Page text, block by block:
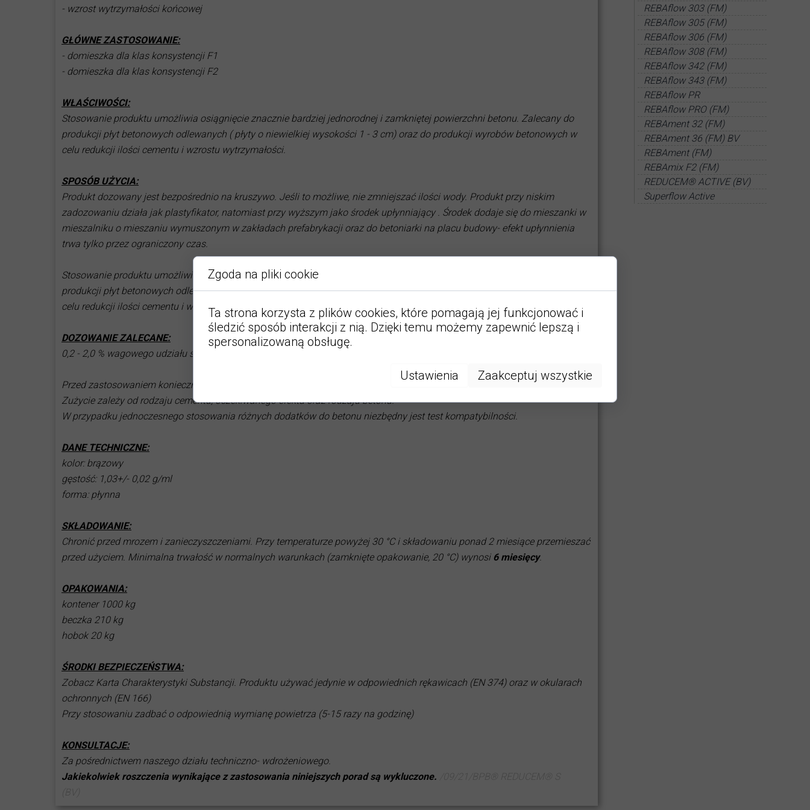
środki czyszczące
środki ochrony powierzchni
═════════════════════════════════════
══════════════════════════════════════════════════════════════════
- wzrost wytrzymałości końcowej
GŁÓWNE ZASTOSOWANIE:
- domieszka dla klas konsystencji F1
- domieszka dla klas konsystencji F2
WŁAŚCIWOŚCI:
Stosowanie produktu umożliwia osiągnięcie znacznie bardziej jednorodnej i zamkniętej powierzchni betonu. Zalecany do
produkcji płyt betonowych odlewanych ( płyty o niewielkiej wysokości 1 - 3 cm) oraz do produkcji wyrobów betonowych w
celu redukcji ilości cementu i wzrostu wytrzymałości.
SPOSÓB UŻYCIA:
Produkt dozowany jest bezpośrednio na kruszywo. Jeśli to możliwe, nie zmniejszać ilości wody. Produkt przy niskim
zadozowaniu działa jak plastyfikator, natomiast przy wyższym jako środek upłynniający . Środek dodaje się do mieszanki w
mieszalniku o mieszaniu wymuszonym w zakładach prefabrykacji oraz do betoniarki na placu budowy- efekt upłynnienia
trwa tylko przez ograniczony czas.
Stosowanie produktu umożliwia osiągnięcie znacznie bardziej jednorodnej i zamkniętej powierzchni betonu. Zalecany do
produkcji płyt betonowych odlewanych ( płyty o niewielkiej wysokości 1 - 3 cm) oraz do produkcji wyrobów betonowych w
celu redukcji ilości cementu i wzrostu wytrzymałości.
DOZOWANIE ZALECANE:
0,2 - 2,0 % wagowego udziału spoiwa
Przed zastosowaniem konieczne jest przeprowadzenie prób zgodnie z DIN 1045-2 oraz PN EN 206-1.
Zużycie zależy od rodzaju cementu, oczekiwanego efektu oraz rodzaju betonu.
W przypadku jednoczesnego stosowania różnych dodatków do betonu niezbędny jest test kompatybilności.
DANE TECHNICZNE:
kolor: brązowy
gęstość: 1,03+/- 0,02 g/ml
forma: płynna
SKŁADOWANIE:
Chronić przed mrozem i zanieczyszczeniami. Przy temperaturze powyżej 30 °C i składowaniu ponad 2 miesiące przemieszać
przed użyciem. Minimalna trwałość w normalnych warunkach (zamknięte opakowanie, 20 °C) wynosi 6 miesięcy.
OPAKOWANIA:
kontener 1000 kg
beczka 210 kg
hobok 20 kg
ŚRODKI BEZPIECZEŃSTWA:
Zobacz Karta Charakterystyki Substancji. Produktu używać jedynie w odpowiednich rękawicach (EN 374) oraz w okularach
ochronnych (EN 166)
Przy stosowaniu zadbać o odpowiednią wymianę powietrza (5-15 razy na godzinę)
KONSULTACJE:
Za pośrednictwem naszego działu techniczno- wdrożeniowego.
Jakiekolwiek roszczenia wynikające z zastosowania niniejszych porad są wykluczone.
REBAflow 303 (FM)
REBAflow 305 (FM)
REBAflow 306 (FM)
REBAflow 308 (FM)
REBAflow 342 (FM)
REBAflow 343 (FM)
REBAflow PR
REBAflow PRO (FM)
REBAment 32 (FM)
REBAment 36 (FM) BV
REBAment (FM)
REBAmix F2 (FM)
REDUCEM® ACTIVE (BV)
Superflow Active
Zgoda na pliki cookie
Ta strona korzysta z plików cookies, które pomagają jej funkcjonować i
śledzić sposób interakcji z nią. Dzięki temu możemy zapewnić lepszą i
spersonalizowaną obsługę.
Ustawienia Zaakceptuj wszystkie